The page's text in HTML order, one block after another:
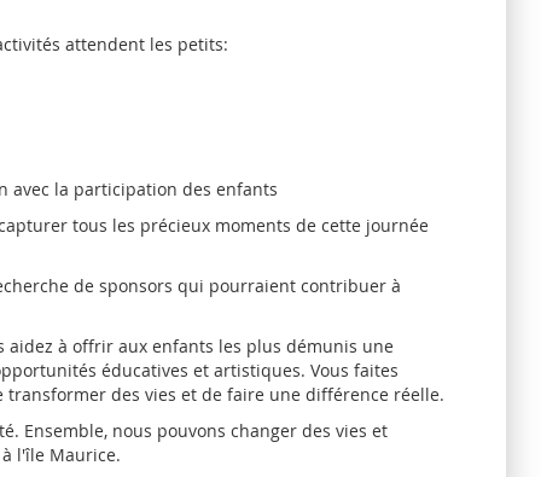
attendent les petits:
avec la participation des enfants
tous les précieux moments de cette journée
de sponsors qui pourraient contribuer à
aidez à offrir aux enfants les plus démunis une
éducatives et artistiques. Vous faites
des vies et de faire une différence réelle.
Ensemble, nous pouvons changer des vies et
l'île Maurice.